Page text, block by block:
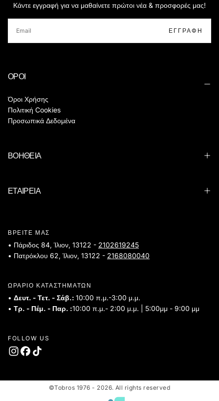
Κάντε εγγραφή για να μαθαίνετε πρώτοι νέα & προσφορές μας!
ΕΓΓΡΑΦΉ
ΟΡΟΙ
Όροι Χρήσης
Πολιτική Cookies
Προσωπικά Δεδομένα
ΒΟΗΘΕΙΑ
ΕΤΑΙΡΕΙΑ
ΒΡΕΙΤΕ ΜΑΣ
• Πάριδος 84, Ίλιον, 13122 - 2102619245
• Πατρόκλου 62, Ίλιον, 13122 - 2168080040
ΩΡΑΡΙΟ ΚΑΤΑΣΤΗΜΑΤΩΝ
• Δευτ. - Τετ. - Σάβ.: 10:00 π.μ.-3:00 μ.μ.
• Τρ. - Πέμ. - Παρ. :10:00 π.μ.- 2:00 μ.μ. | 5:00μμ - 9:00 μμ
FOLLOW US
©Tobros 1976 - 2026. All rights reserved